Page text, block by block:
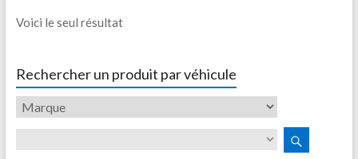
Voici le seul résultat
Rechercher un produit par véhicule